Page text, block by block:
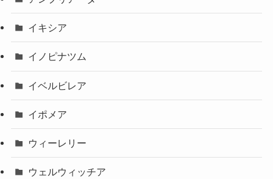
イキシア
イノピナツム
イベルビレア
イポメア
ウィーレリー
ウェルウィッチア